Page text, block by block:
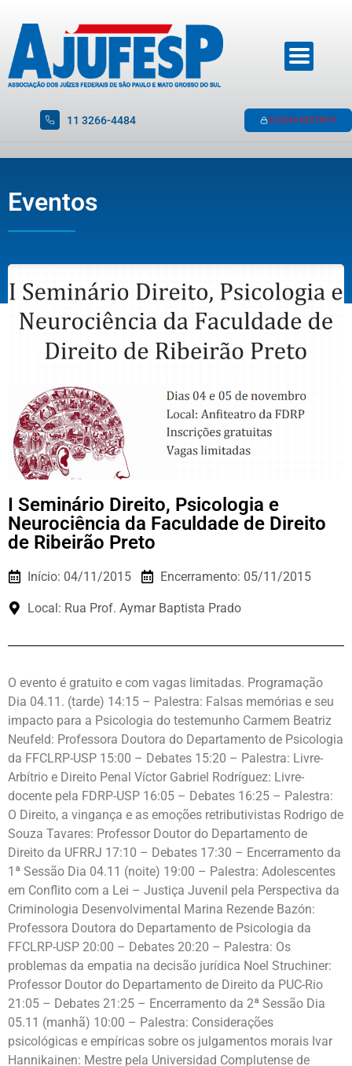
11 3266-4484 ACESSO RESTRITO
Eventos
I Seminário Direito, Psicologia e
Neurociência da Faculdade de Direito
de Ribeirão Preto
Início: 04/11/2015 Encerramento: 05/11/2015
Local: Rua Prof. Aymar Baptista Prado
O evento é gratuito e com vagas limitadas. Programação
Dia 04.11. (tarde) 14:15 – Palestra: Falsas memórias e seu
impacto para a Psicologia do testemunho Carmem Beatriz
Neufeld: Professora Doutora do Departamento de Psicologia
da FFCLRP-USP 15:00 – Debates 15:20 – Palestra: Livre-
Arbítrio e Direito Penal Víctor Gabriel Rodríguez: Livre-
docente pela FDRP-USP 16:05 – Debates 16:25 – Palestra:
O Direito, a vingança e as emoções retributivistas Rodrigo de
Souza Tavares: Professor Doutor do Departamento de
Direito da UFRRJ 17:10 – Debates 17:30 – Encerramento da
1ª Sessão Dia 04.11 (noite) 19:00 – Palestra: Adolescentes
em Conflito com a Lei – Justiça Juvenil pela Perspectiva da
Criminologia Desenvolvimental Marina Rezende Bazón:
Professora Doutora do Departamento de Psicologia da
FFCLRP-USP 20:00 – Debates 20:20 – Palestra: Os
problemas da empatia na decisão jurídica Noel Struchiner:
Professor Doutor do Departamento de Direito da PUC-Rio
21:05 – Debates 21:25 – Encerramento da 2ª Sessão Dia
05.11 (manhã) 10:00 – Palestra: Considerações
psicológicas e empíricas sobre os julgamentos morais Ivar
Hannikainen: Mestre pela Universidad Complutense de